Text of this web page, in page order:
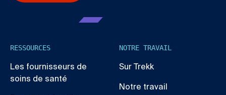
RESSOURCES
Les fournisseurs de
soins de santé
NOTRE TRAVAIL
Sur Trekk
Notre travail